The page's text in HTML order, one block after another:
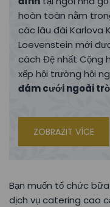
hoàn toàn nằm
các lâu đài Karlova
Loevenstein mới
cách Đệ nhất Cộng
xếp hội trường hội
đám cưới ngoài
ZOBRAZIT VÍCE
Bạn muốn tổ chức
dịch vụ catering cao